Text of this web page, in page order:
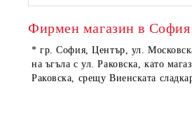
Фирмен магазин в София
* гр. София, Център, ул.
на ъгъла с ул. Раковска, като
Раковска, срещу Виенската